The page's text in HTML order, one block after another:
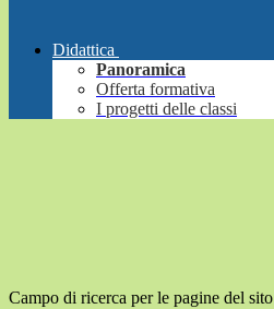
Didattica
Panoramica
Offerta formativa
I progetti delle classi
Campo di ricerca per le pagine del sito